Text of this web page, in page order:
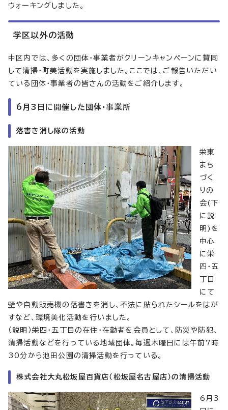
ウォーキングしました。
学区以外の活動
中区内では、多くの団体・事業者がクリーンキャンペーンに賛同
して清掃・町美活動を実施しました。ここでは、ご報告いただい
ている団体・事業者の皆さんの活動をご紹介します。
6月3日に開催した団体・事業所
落書き消し隊の活動
栄東
まち
づく
りの
会(下
に説
明)を
中心
に栄
四・五
丁目
にて
壁や自動販売機の落書きを消し、不法に貼られたシールをはが
すなど、環境美化活動を行いました。
（説明）栄四・五丁目の在住・在勤者を会員として、防災や防犯、
清掃活動などを行っている地域団体。毎週木曜日には午前7時
30分から池田公園の清掃活動を行っている。
株式会社大丸松坂屋百貨店（松坂屋名古屋店）の清掃活動
6月3